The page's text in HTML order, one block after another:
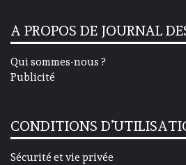
A PROPOS DE JOURNAL
Qui sommes-nous ?
Publicité
CONDITIONS
Sécurité et vie privée